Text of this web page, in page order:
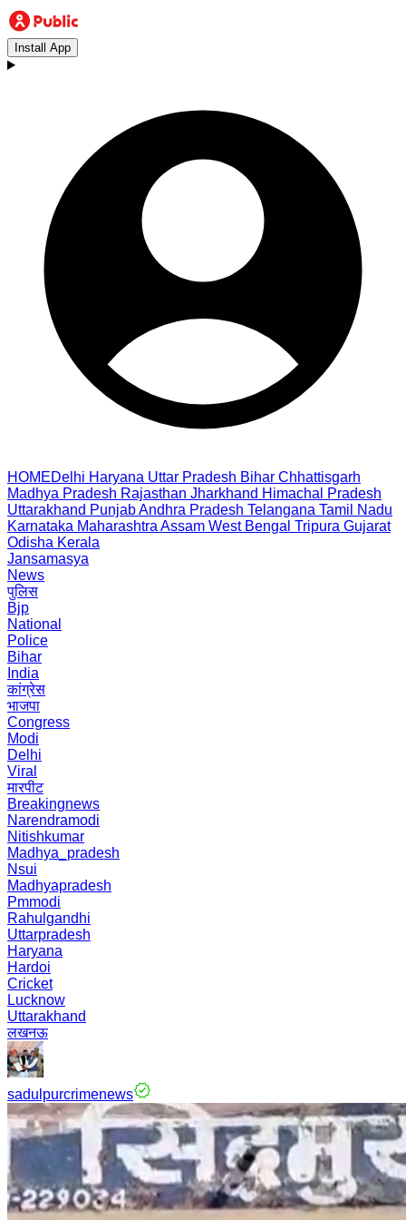
Install App
HOMEDelhi Haryana Uttar Pradesh Bihar Chhattisgarh
Madhya Pradesh Rajasthan Jharkhand Himachal Pradesh
Uttarakhand PunjabAndhra Pradesh Telangana Tamil Nadu
Karnataka Maharashtra Assam West Bengal Tripura Gujarat
Odisha Kerala
Jansamasya
News
पुलिस
Bjp
National
Police
Bihar
India
कांग्रेस
भाजपा
Congress
Modi
Delhi
Viral
मारपीट
Breakingnews
Narendramodi
Nitishkumar
Madhya_pradesh
Nsui
Madhyapradesh
Pmmodi
Rahulgandhi
Uttarpradesh
Haryana
Hardoi
Cricket
Lucknow
Uttarakhand
लखनऊ
sadulpurcrimenews